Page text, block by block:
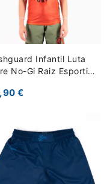
Infantil Luta
No-Gi Raiz Esportiva
€